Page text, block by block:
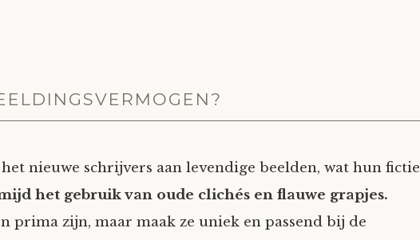
nieuwe schrijvers aan levendige beelden, wat hun fictie
het gebruik van oude clichés en flauwe grapjes.
prima zijn, maar maak ze uniek en passend bij de